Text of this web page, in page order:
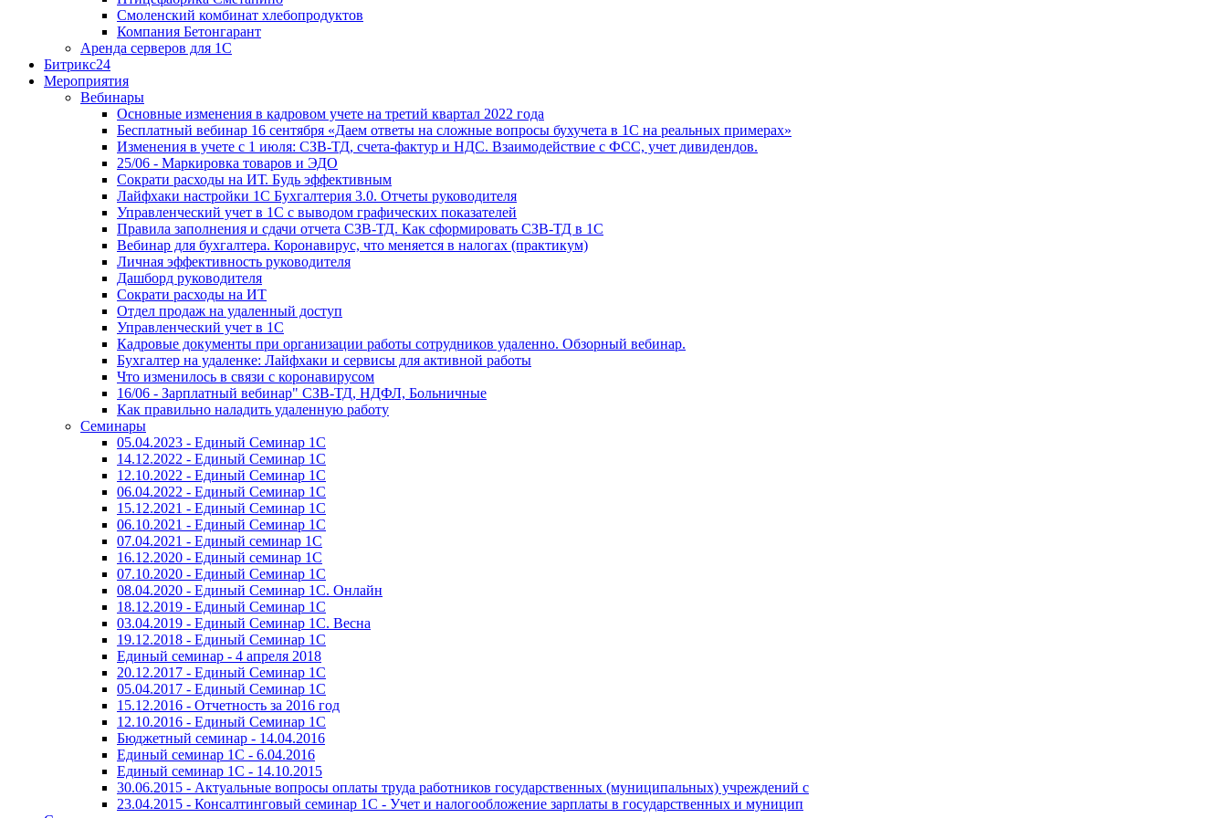
Смоленский комбинат хлебопродуктов
Компания Бетонгарант
Аренда серверов для 1С
Битрикс24
Мероприятия
Вебинары
Основные изменения в кадровом учете на третий квартал 2022 года
Бесплатный вебинар 16 сентября «Даем ответы на сложные вопросы бухучета в 1С на реальных примерах»
Изменения в учете с 1 июля: СЗВ-ТД, счета-фактур и НДС. Взаимодействие с ФСС, учет дивидендов.
25/06 - Маркировка товаров и ЭДО
Сократи расходы на ИТ. Будь эффективным
Лайфхаки настройки 1С Бухгалтерия 3.0. Отчеты руководителя
Управленческий учет в 1С с выводом графических показателей
Правила заполнения и сдачи отчета СЗВ-ТД. Как сформировать СЗВ-ТД в 1С
Вебинар для бухгалтера. Коронавирус, что меняется в налогах (практикум)
Личная эффективность руководителя
Дашборд руководителя
Сократи расходы на ИТ
Отдел продаж на удаленный доступ
Управленческий учет в 1С
Кадровые документы при организации работы сотрудников удаленно. Обзорный вебинар.
Бухгалтер на удаленке: Лайфхаки и сервисы для активной работы
Что изменилось в связи с коронавирусом
16/06 - Зарплатный вебинар" СЗВ-ТД, НДФЛ, Больничные
Как правильно наладить удаленную работу
Семинары
05.04.2023 - Единый Семинар 1С
14.12.2022 - Единый Семинар 1С
12.10.2022 - Единый Семинар 1С
06.04.2022 - Единый Семинар 1С
15.12.2021 - Единый Семинар 1С
06.10.2021 - Единый Семинар 1С
07.04.2021 - Единый семинар 1С
16.12.2020 - Единый семинар 1С
07.10.2020 - Единый Семинар 1С
08.04.2020 - Единый Семинар 1С. Онлайн
18.12.2019 - Единый Семинар 1С
03.04.2019 - Единый Семинар 1С. Весна
19.12.2018 - Единый Семинар 1С
Единый семинар - 4 апреля 2018
20.12.2017 - Единый Семинар 1С
05.04.2017 - Единый Семинар 1С
15.12.2016 - Отчетность за 2016 год
12.10.2016 - Единый Семинар 1С
Бюджетный семинар - 14.04.2016
Единый семинар 1С - 6.04.2016
Единый семинар 1С - 14.10.2015
30.06.2015 - Актуальные вопросы оплаты труда работников государственных (муниципальных) учреждений с
23.04.2015 - Консалтинговый семинар 1С - Учет и налогообложение зарплаты в государственных и муницип